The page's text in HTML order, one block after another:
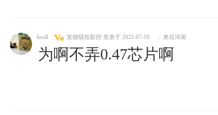
ksoll 发烧级投影控 发表于 2022-07-19 来自河南
为啊不弄0.47芯片啊